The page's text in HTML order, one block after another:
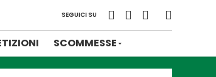
SEGUICI SU
SCOMMESSE